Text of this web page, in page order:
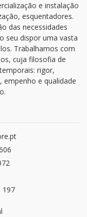
e instalação
esquentadores.
das necessidades
seu dispor uma vasta
Trabalhamos com
cuja filosofia de
rigor,
e qualidade
197